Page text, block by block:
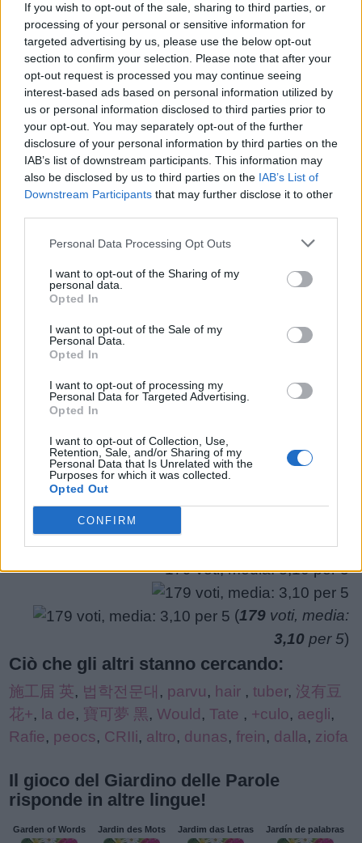
If you wish to opt-out of the sale, sharing to third parties, or
processing of your personal or sensitive information for
targeted advertising by us, please use the below opt-out
section to confirm your selection. Please note that after your
opt-out request is processed you may continue seeing
interest-based ads based on personal information utilized by
us or personal information disclosed to third parties prior to
your opt-out. You may separately opt-out of the further
disclosure of your personal information by third parties on the
IAB’s list of downstream participants. This information may
also be disclosed by us to third parties on the IAB’s List of
Downstream Participants that may further disclose it to other
Personal Data Processing Opt Outs
I want to opt-out of the Sharing of my
personal data.
Opted In
I want to opt-out of the Sale of my
Personal Data.
Opted In
I want to opt-out of processing my
Personal Data for Targeted Advertising.
Opted In
I want to opt-out of Collection, Use,
Retention, Sale, and/or Sharing of my
Personal Data that Is Unrelated with the
Purposes for which it was collected.
Opted Out
CONFIRM
Risposte aggiornate: 2026-05-19
Inserisci tutte le lettere del puzzle:
Inserisci
lettere
puzzle:
Ricerca
Livello di gioco non trovato.
(179 voti, media:
3,10 per 5)
Ciò che gli altri stanno cercando:
施工届 英, 법학전문대 , parvu, hair , tuber, 沒有豆
花+, la de, 寶可夢 黑 , Would, Tate , +culo, aegli,
Rafie, peocs, CRIIi, altro, dunas, frein, dalla, ziofa
Il gioco del Giardino delle Parole
risponde in altre lingue!
Garden of Words Jardin des Mots Jardim das Letras Jardín de palabras